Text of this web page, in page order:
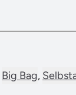
Big Bag,